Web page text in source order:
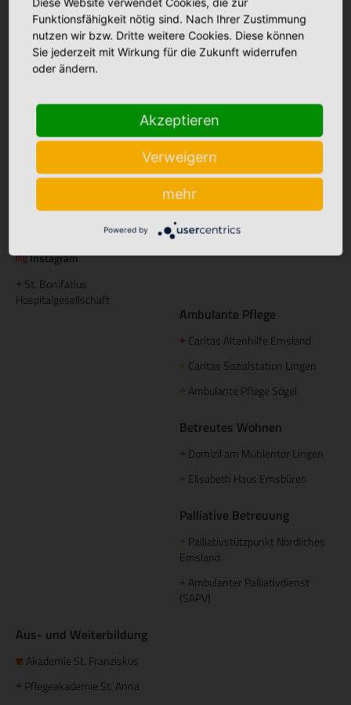
Hümmling Hospital Sögel
Marien Hospital Papenburg
Aschendorf
Facebook
Bonifatius Hospital Lingen
Hümmling Hospital Sögel
Marien Hospital Papenburg
Instagram
St. Bonifatius
Hospitalgesellschaft
+ Caritas Altenhilfe Emsland
+Elisabeth Haus Emsbüren
+Johannesstift Papenburg
+Matthias Haus Lohne
+Mutter Teresa Haus Lingen
Tagespflege
+Maria Anna Haus Lengerich
Ambulante Pflege
+ Caritas Altenhilfe Emsland
+ Caritas Sozialstation Lingen
+ Ambulante Pflege Sögel
Betreutes Wohnen
Domizil am Mühlentor Lingen
Elisabeth Haus Emsbüren
Palliative Betreuung
+ Palliativstützpunkt Nördliches
Emsland
+ Ambulanter Palliativdienst
(SAPV)
Aus- und Weiterbildung
Akademie St. Franziskus
+ Pflegeakademie St. Anna
Funktionsfähigkeit nötig sind. Nach Ihrer Zustimmung
nutzen wir bzw. Dritte weitere Cookies. Diese können
Sie jederzeit mit Wirkung für die Zukunft widerrufen
oder ändern.
Akzeptieren
Verweigern
mehr
Powered by